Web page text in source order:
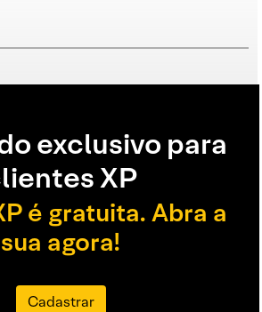
exclusivo para
XP
é gratuita. Abra a
sua agora!
Cadastrar